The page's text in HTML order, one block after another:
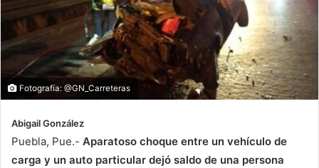
Fotografía: @GN_Carreteras
Abigail González
Puebla, Pue.- Aparatoso choque entre un vehículo de
carga y un auto particular dejó saldo de una persona